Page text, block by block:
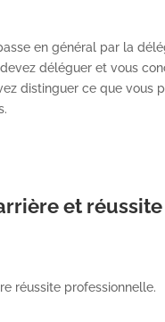
en général par la
déléguer et vous
distinguer ce que vous
et
réussite professionnelle.